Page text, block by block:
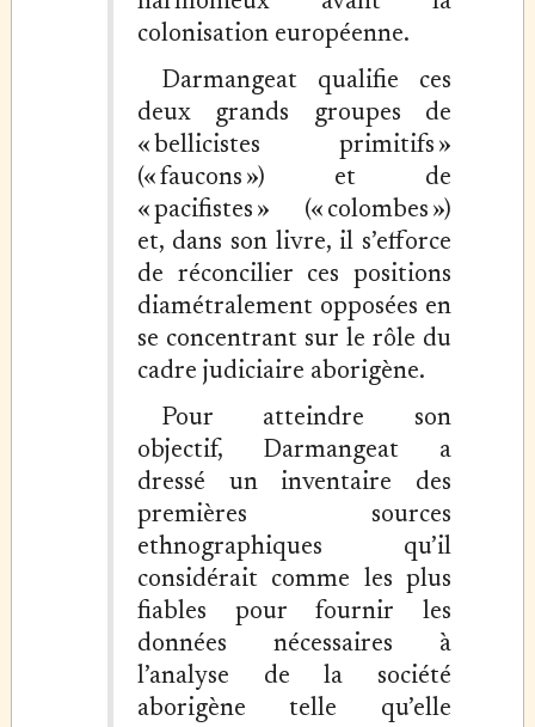
colonisation européenne.
Darmangeat qualifie ces
deux grands groupes de
« bellicistes primitifs »
(« faucons ») et de
« pacifistes » (« colombes »)
et, dans son livre, il s’efforce
de réconcilier ces positions
diamétralement opposées en
se concentrant sur le rôle du
cadre judiciaire aborigène.
Pour atteindre son
objectif, Darmangeat a
dressé un inventaire des
premières sources
ethnographiques qu’il
considérait comme les plus
fiables pour fournir les
données nécessaires à
l’analyse de la société
aborigène telle qu’elle